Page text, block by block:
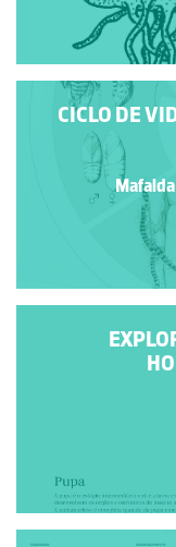
CICLO DE